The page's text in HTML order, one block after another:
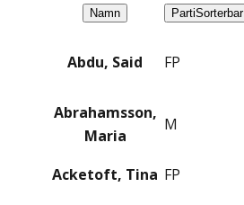
Namn PartiSorterbar
Abdu, Said FP
Abrahamsson,
Maria
M
Acketoft, Tina FP